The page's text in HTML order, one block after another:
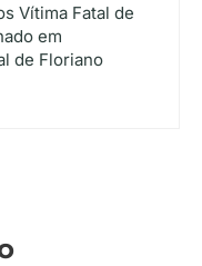
Vítima Fatal de
em
de Floriano